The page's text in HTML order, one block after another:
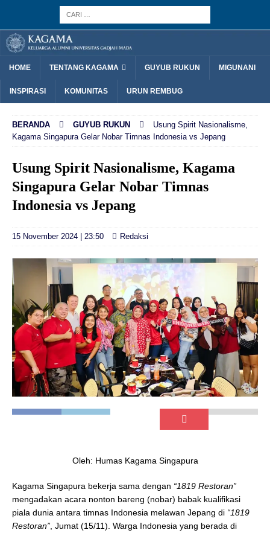
HOME TENTANG KAGAMA GUYUB RUKUN MIGUNANI
INSPIRASI KOMUNITAS URUN REMBUG
BERANDA GUYUB RUKUN
Usung Spirit Nasionalisme,
Kagama Singapura Gelar Nobar Timnas Indonesia vs Jepang
Usung Spirit Nasionalisme, Kagama
Singapura Gelar Nobar Timnas
Indonesia vs Jepang
15 November 2024 | 23:50 Redaksi
Oleh: Humas Kagama Singapura
Kagama Singapura bekerja sama dengan “1819 Restoran”
mengadakan acara nonton bareng (nobar) babak kualifikasi
piala dunia antara timnas Indonesia melawan Jepang di “1819
Restoran” , Jumat (15/11). Warga Indonesia yang berada di